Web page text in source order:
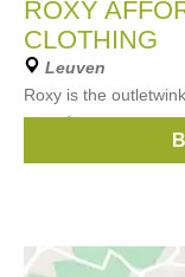
ROXY
CLOTHING
Leuven
Roxy is the
voor dames van
Bergen aan outlet